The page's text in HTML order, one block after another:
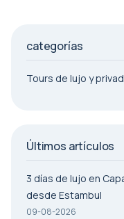
categorías
Tours de lujo y
Últimos artículos
3 días de lujo en
desde Estambul
09-08-2026